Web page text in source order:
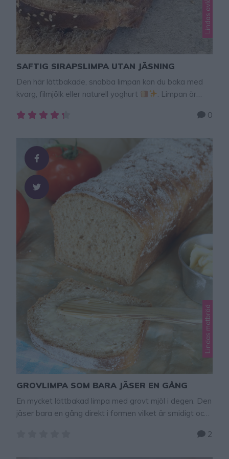
SAFTIG SIRAPSLIMPA UTAN JÄSNING
Den här lättbakade, snabba limpan kan du baka med
kvarg, filmjölk eller naturell yoghurt
. Limpan är
behöver inte stå länge i köket och baka. Degen tar
fantastiskt saftig, lite mörkare limpa med en underbar
smak. Den håller …
0
Lindas matbröd
GROVLIMPA SOM BARA JÄSER EN GÅNG
En mycket lättbakad limpa med grovt mjöl i degen. Den
jäser bara en gång direkt i formen vilket är smidigt och
2